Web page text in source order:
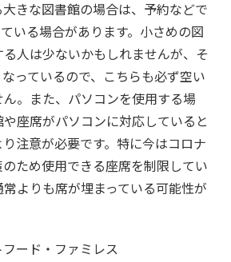
きな図書館の場合は、予約などで
いる場合があります。小さめの図
人は少ないかもしれませんが、そ
っているので、こちらも必ず空い
。また、パソコンを使用する場
座席がパソコンに対応していると
注意が必要です。特に今はコロナ
ため使用できる座席を制限してい
よりも席が埋まっている可能性が
ード・ファミレス